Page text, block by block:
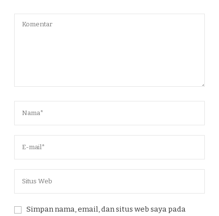
Simpan nama, email, dan situs web saya pada